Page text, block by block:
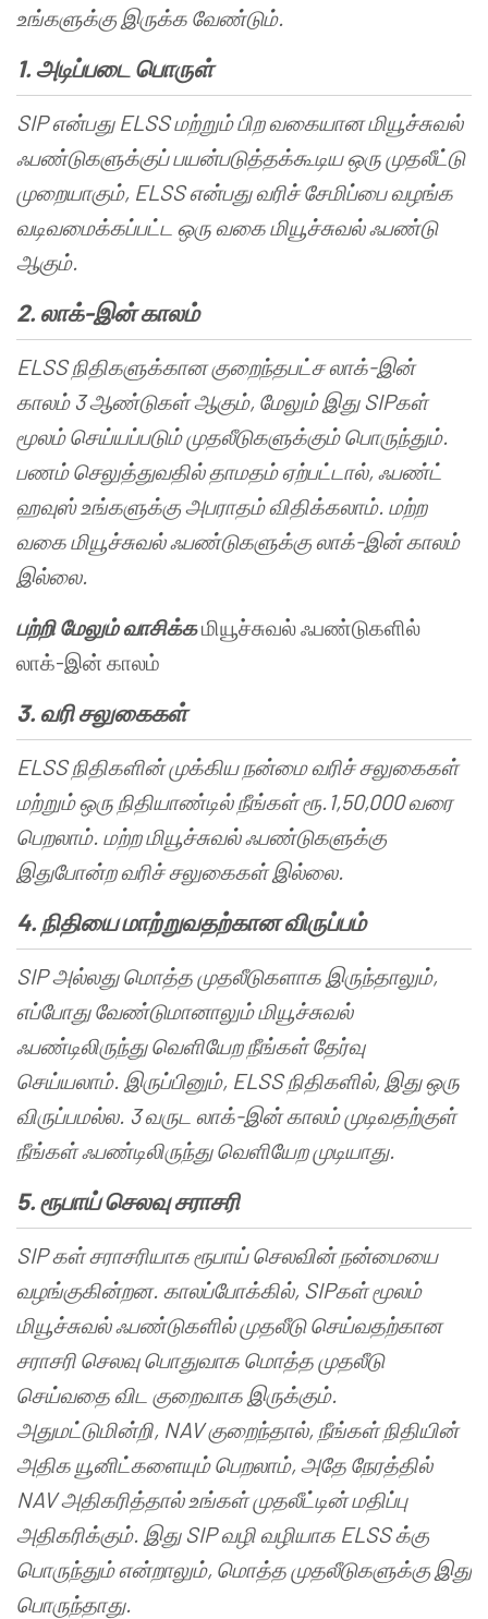
உங்களுக்கு இருக்க வேண்டும்.
1.அடிப்படை பொருள்
SIPஎன்பதுELSSமற்றும்பிற வகையானமியூச்சுவல்
ஃபண்டுகளுக்குப்பயன்படுத்தக்கூடியஒருமுதலீட்டு
முறையாகும், ELSSஎன்பது வரிச் சேமிப்பை வழங்க
வடிவமைக்கப்பட்ட ஒரு வகைமியூச்சுவல்ஃபண்டு
ஆகும்.
2. லாக்-இன்காலம்
ELSSநிதிகளுக்கானகுறைந்தபட்ச லாக்-இன்
காலம்3ஆண்டுகள்ஆகும், மேலும் இதுSIPகள்
மூலம் செய்யப்படும்முதலீடுகளுக்கும் பொருந்தும்.
பணம் செலுத்துவதில்தாமதம் ஏற்பட்டால், ஃபண்ட்
ஹவுஸ் உங்களுக்குஅபராதம் விதிக்கலாம். மற்ற
வகைமியூச்சுவல்ஃபண்டுகளுக்கு லாக்-இன்காலம்
இல்லை.
பற்றி மேலும் வாசிக்கமியூச்சுவல் ஃபண்டுகளில்
லாக்-இன் காலம்
3. வரிசலுகைகள்
ELSSநிதிகளின்முக்கிய நன்மை வரிச்சலுகைகள்
மற்றும்ஒரு நிதியாண்டில் நீங்கள்ரூ.1,50,000வரை
பெறலாம். மற்றமியூச்சுவல்ஃபண்டுகளுக்கு
இதுபோன்ற வரிச்சலுகைகள் இல்லை.
4. நிதியைமாற்றுவதற்கானவிருப்பம்
SIPஅல்லது மொத்தமுதலீடுகளாக இருந்தாலும்,
எப்போது வேண்டுமானாலும்மியூச்சுவல்
ஃபண்டிலிருந்து வெளியேற நீங்கள் தேர்வு
செய்யலாம். இருப்பினும், ELSSநிதிகளில், இதுஒரு
விருப்பமல்ல. 3வருட லாக்-இன்காலம்முடிவதற்குள்
நீங்கள்ஃபண்டிலிருந்து வெளியேறமுடியாது.
5.ரூபாய்செலவுசராசரி
SIPகள்சராசரியாகரூபாய் செலவின் நன்மையை
வழங்குகின்றன. காலப்போக்கில், SIPகள்மூலம்
மியூச்சுவல்ஃபண்டுகளில்முதலீடு செய்வதற்கான
சராசரி செலவு பொதுவாக மொத்தமுதலீடு
செய்வதை விட குறைவாக இருக்கும்.
அதுமட்டுமின்றி, NAVகுறைந்தால், நீங்கள் நிதியின்
அதிக யூனிட்களையும் பெறலாம், அதே நேரத்தில்
NAVஅதிகரித்தால் உங்கள்முதலீட்டின்மதிப்பு
அதிகரிக்கும். இதுSIPவழி வழியாக ELSSக்கு
பொருந்தும்என்றாலும், மொத்தமுதலீடுகளுக்கு இது
பொருந்தாது.